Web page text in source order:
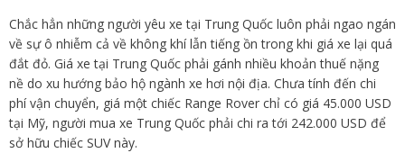
Chắc hẳn những người yêu xe tại Trung Quốc luôn phải ngao ngán
về sự ô nhiễm cả về không khí lẫn tiếng ồn trong khi giá xe lại quá
đắt đỏ. Giá xe tại Trung Quốc phải gánh nhiều khoản thuế nặng
nề do xu hướng bảo hộ ngành xe hơi nội địa. Chưa tính đến chi
phí vận chuyển, giá một chiếc Range Rover chỉ có giá 45.000 USD
tại Mỹ, người mua xe Trung Quốc phải chi ra tới 242.000 USD để
sở hữu chiếc SUV này.